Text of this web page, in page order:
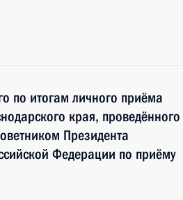
по итогам личного приёма
края, проведённого
Президента
Федерации по приёму